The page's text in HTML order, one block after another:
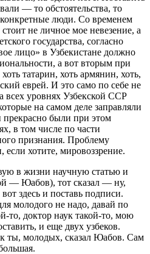
— то обстоятельства, то
люди. Со временем
не личное мое невезение, а
государства, согласно
лицо» в Узбекистане должно
а вот вторым при
татарин, хоть армянин, хоть,
еврей. И это само по себе не
всех уровнях Узбекской ССР
на самом деле заправляли
прекрасно были при этом
в том числе по части
признания. Проблему
если хотите, мировоззрение.
в жизни научную статью и
— Юабов), тот сказал — ну,
здесь и поставь подписи.
молодого не надо, давай по
доктор наук такой-то, мою
и еще двух узбеков.
ты, молодых, сказал Юабов. Сам